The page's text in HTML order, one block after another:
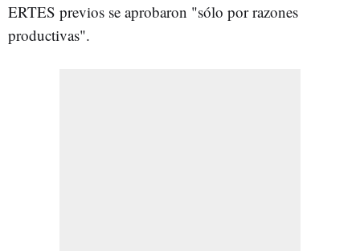
ERTES previos se aprobaron "sólo por razones
productivas".